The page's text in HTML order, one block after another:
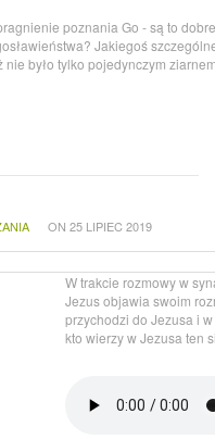
poznania Go - są to
Jakiegoś
było tylko pojedynczym
ON 25 LIPIEC 2019
W trakcie rozmowy w
Jezus objawia swoim
przychodzi do Jezusa i
kto wierzy w Jezusa ten